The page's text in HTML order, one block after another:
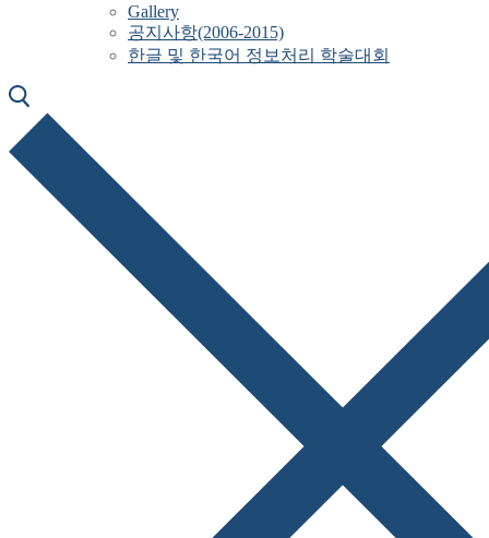
Gallery
공지사항(2006-2015)
한글 및 한국어 정보처리 학술대회